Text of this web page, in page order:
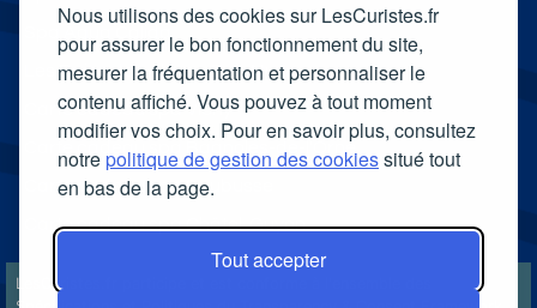
Nous utilisons des cookies sur LesCuristes.fr
pour assurer le bon fonctionnement du site,
mesurer la fréquentation et personnaliser le
contenu affiché. Vous pouvez à tout moment
modifier vos choix. Pour en savoir plus, consultez
notrepolitique de gestion des cookiessitué tout
en bas de la page.
Tout accepter
Les Bains des Alpes - Spa Nuxe
Carte cadeau spa Vichy
Carte cadeau spa Bagnoles-de-l'Orne
Carte cadeau spa Saubusse
Carte cadeau spa Châtel-Guyon
LesCuristes.fr participe et est conforme à l'ensemble des